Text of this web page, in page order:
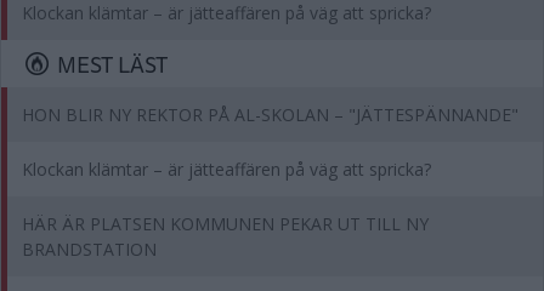
Klockan klämtar – är jätteaffären på väg att spricka?
MEST LÄST
HON BLIR NY REKTOR PÅ AL-SKOLAN – "JÄTTESPÄNNANDE"
Klockan klämtar – är jätteaffären på väg att spricka?
HÄR ÄR PLATSEN KOMMUNEN PEKAR UT TILL NY
BRANDSTATION